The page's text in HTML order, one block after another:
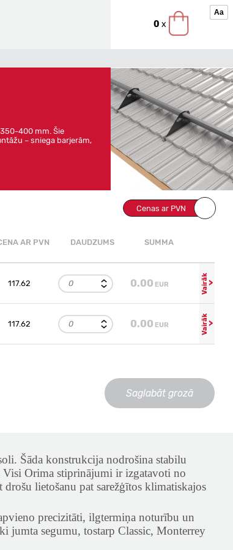
Aa
0 x
400 mm. Šie
– sniega barjerām,
Cenas ar PVN
AR PVN DAUDZUMS SUMMA
117.62 0.00 EUR Vairāk>
117.62 0.00 EUR Vairāk>
Saglabāt grozā
Šāda konstrukcija nodrošina stabilu
Orima stiprinājumi ir izgatavoti no
lietošanu pat sarežģītos klimatiskajos
precizitāti, ilgtermiņa noturību un
jumta segumu, tostarp Classic, Monterrey